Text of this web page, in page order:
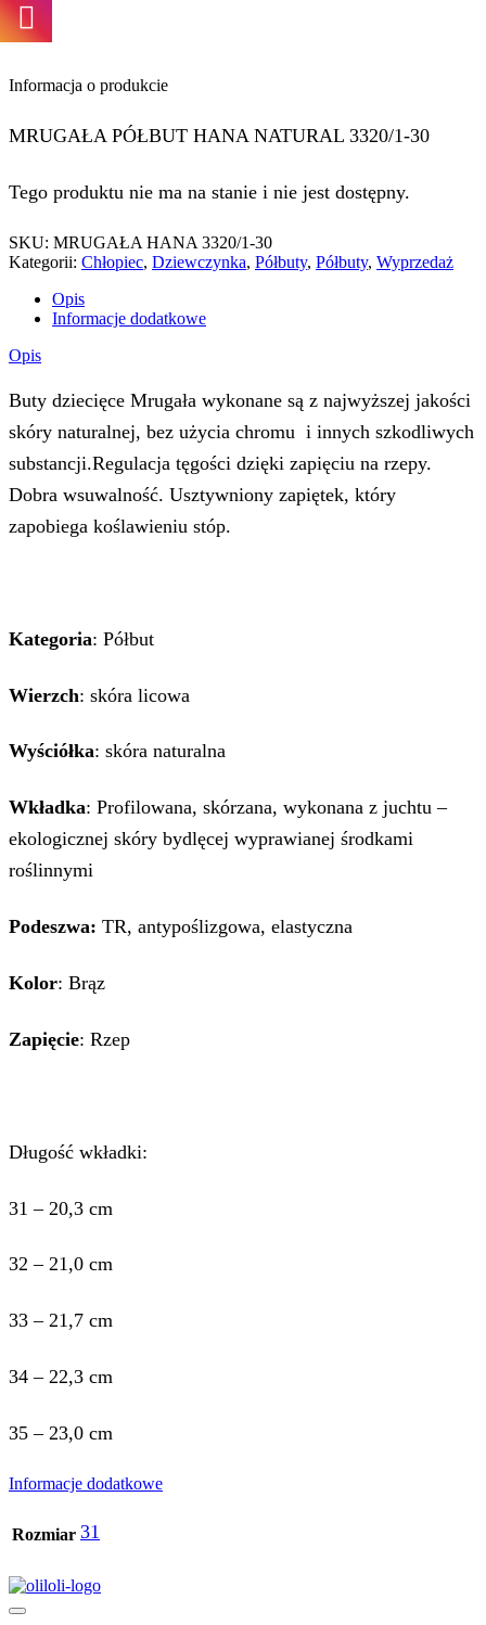
Informacja o produkcie
MRUGAŁA PÓŁBUT HANA NATURAL 3320/1-30
Tego produktu nie ma na stanie i nie jest dostępny.
SKU: MRUGAŁA HANA 3320/1-30
Kategorii: Chłopiec, Dziewczynka, Półbuty, Półbuty, Wyprzedaż
Opis
Informacje dodatkowe
Opis
Buty dziecięce Mrugała wykonane są z najwyższej jakości
skóry naturalnej, bez użycia chromu i innych szkodliwych
substancji.Regulacja tęgości dzięki zapięciu na rzepy.
Dobra wsuwalność. Usztywniony zapiętek, który
zapobiega koślawieniu stóp.
Kategoria: Półbut
Wierzch: skóra licowa
Wyściółka: skóra naturalna
Wkładka: Profilowana, skórzana, wykonana z juchtu –
ekologicznej skóry bydlęcej wyprawianej środkami
roślinnymi
Podeszwa: TR, antypoślizgowa, elastyczna
Kolor: Brąz
Zapięcie: Rzep
Długość wkładki:
31 – 20,3 cm
32 – 21,0 cm
33 – 21,7 cm
34 – 22,3 cm
35 – 23,0 cm
Informacje dodatkowe
Rozmiar 31